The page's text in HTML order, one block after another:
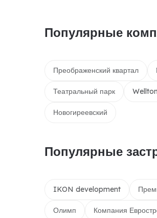
Популярные
Преображенский квартал
Театральный парк
Новогиреевский
Популярные
IKON development
Олимп Компания